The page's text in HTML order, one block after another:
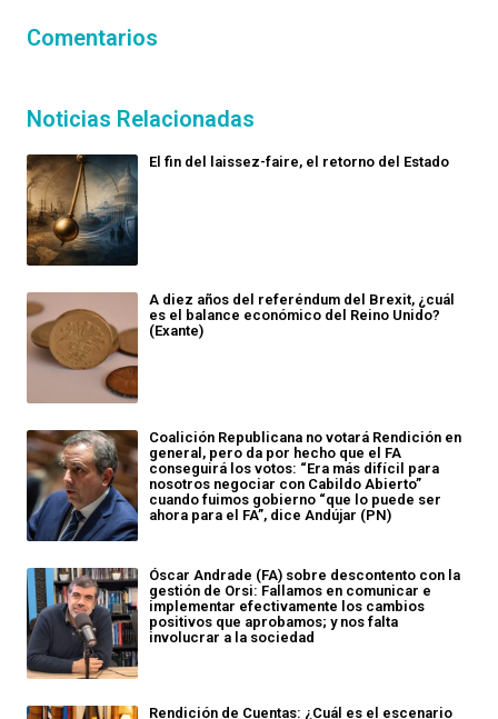
Comentarios
Noticias Relacionadas
El fin del laissez-faire, el retorno del Estado
A diez años del referéndum del Brexit, ¿cuál
es el balance económico del Reino Unido?
(Exante)
Coalición Republicana no votará Rendición en
general, pero da por hecho que el FA
conseguirá los votos: “Era más difícil para
nosotros negociar con Cabildo Abierto”
cuando fuimos gobierno “que lo puede ser
ahora para el FA”, dice Andújar (PN)
Óscar Andrade (FA) sobre descontento con la
gestión de Orsi: Fallamos en comunicar e
implementar efectivamente los cambios
positivos que aprobamos; y nos falta
involucrar a la sociedad
Rendición de Cuentas: ¿Cuál es el escenario